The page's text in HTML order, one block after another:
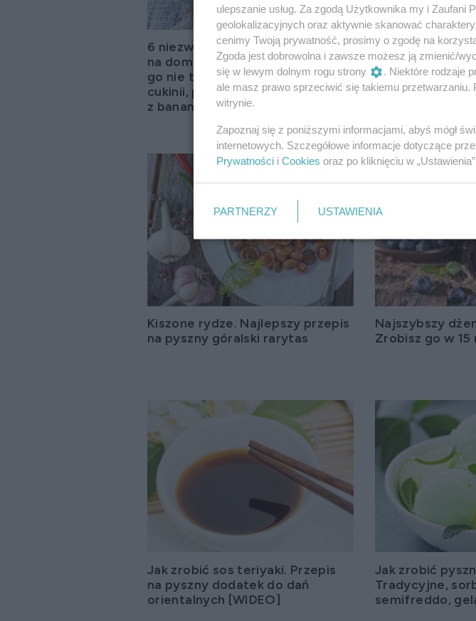
6 niezwykłych przepisów
na domowy keczup. Zrobisz
go nie tylko z pomidorów, ale też
cukinii, porzeczek, a nawet
z bananów!
Raclette dla
Czego użyć
i sera? Przepisy
Kiszone rydze. Najlepszy przepis
na pyszny góralski rarytas
Najszybszy
Zrobisz go w 15
Jak zrobić sos teriyaki. Przepis
na pyszny dodatek do dań
orientalnych [WIDEO]
Jak zrobić
Tradycyjne,
semifreddo,
ulepszanie usług. Za zgodą Użytkownika my i Zaufani
geolokalizacyjnych oraz aktywnie skanować
cenimy Twoją prywatność, prosimy o zgodę na
Zgoda jest dobrowolna i zawsze możesz ją zmienić/
się w lewym dolnym rogu strony
. Niektóre rodzaje
ale masz prawo sprzeciwić się takiemu przetwarzaniu.
witrynie.
Zapoznaj się z poniższymi informacjami, abyś mógł
internetowych. Szczegółowe informacje dotyczące
Prywatności i Cookies oraz po kliknięciu w
PARTNERZY USTAWIENIA